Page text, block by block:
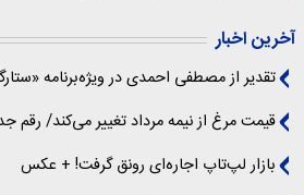
آخرین اخبار
تقدیر از مصطفی احمدی در ویژه‌برنامه
قیمت مرغ از نیمه مرداد تغییر می‌کند/ رقم
بازار لپ‌تاپ اجاره‌ای رونق گرفت! + عکس